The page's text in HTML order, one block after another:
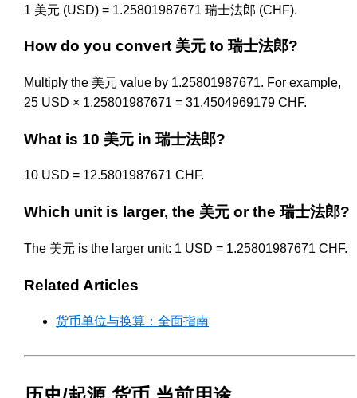
1 美元 (USD) = 1.25801987671 瑞士法郎 (CHF).
How do you convert 美元 to 瑞士法郎?
Multiply the 美元 value by 1.25801987671. For example,
25 USD × 1.25801987671 = 31.4504969179 CHF.
What is 10 美元 in 瑞士法郎?
10 USD = 12.5801987671 CHF.
Which unit is larger, the 美元 or the 瑞士法郎?
The 美元 is the larger unit: 1 USD = 1.25801987671 CHF.
Related Articles
货币单位与换算：全面指南